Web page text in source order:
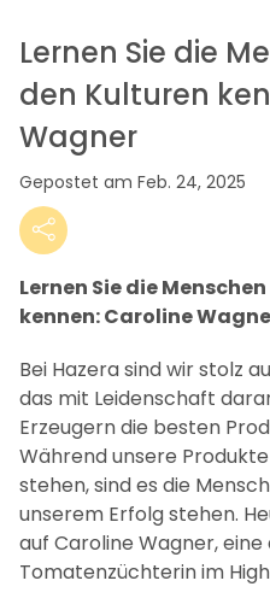
Lernen Sie die
den Kulturen
Wagner
Gepostet am Feb. 24, 2025
Lernen Sie die
kennen: Caroline
Bei Hazera sind wir stolz
das mit Leidenschaft
Erzeugern die besten
Während unsere
stehen, sind es die
unserem Erfolg stehen.
auf Caroline Wagner,
Tomatenzüchterin im